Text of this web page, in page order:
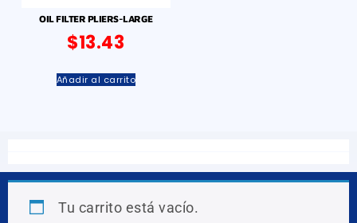
OIL FILTER PLIERS-LARGE
$13.43
Añadir al carrito
Tu carrito está vacío.